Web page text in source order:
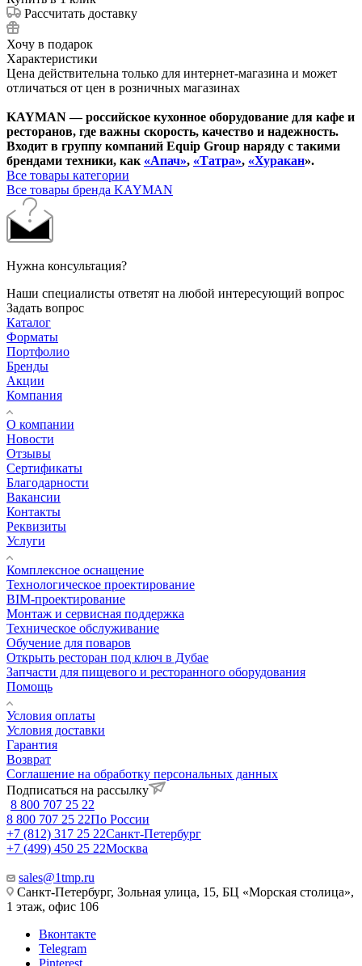
Рассчитать доставку
Хочу в подарок
Характеристики
Цена действительна только для интернет-магазина и может
отличаться от цен в розничных магазинах
KAYMAN — российское кухонное оборудование для кафе и
ресторанов, где важны скорость, качество и надежность.
Входит в группу компаний Equip Group наряду с такими
брендами техники, как «Апач», «Татра», «Хуракан».
Все товары категории
Все товары бренда KAYMAN
Нужна консультация?
Наши специалисты ответят на любой интересующий вопрос
Задать вопрос
Каталог
Форматы
Портфолио
Бренды
Акции
Компания
О компании
Новости
Отзывы
Сертификаты
Благодарности
Вакансии
Контакты
Реквизиты
Услуги
Комплексное оснащение
Технологическое проектирование
BIM-проектирование
Монтаж и сервисная поддержка
Техническое обслуживание
Обучение для поваров
Открыть ресторан под ключ в Дубае
Запчасти для пищевого и ресторанного оборудования
Помощь
Условия оплаты
Условия доставки
Гарантия
Возврат
Соглашение на обработку персональных данных
Подписаться на рассылку
8 800 707 25 22
8 800 707 25 22По России
+7 (812) 317 25 22Санкт-Петербург
+7 (499) 450 25 22Москва
sales@1tmp.ru
Санкт-Петербург, Зольная улица, 15, БЦ «Морская столица»,
1 этаж, офис 106
Вконтакте
Telegram
Pinterest